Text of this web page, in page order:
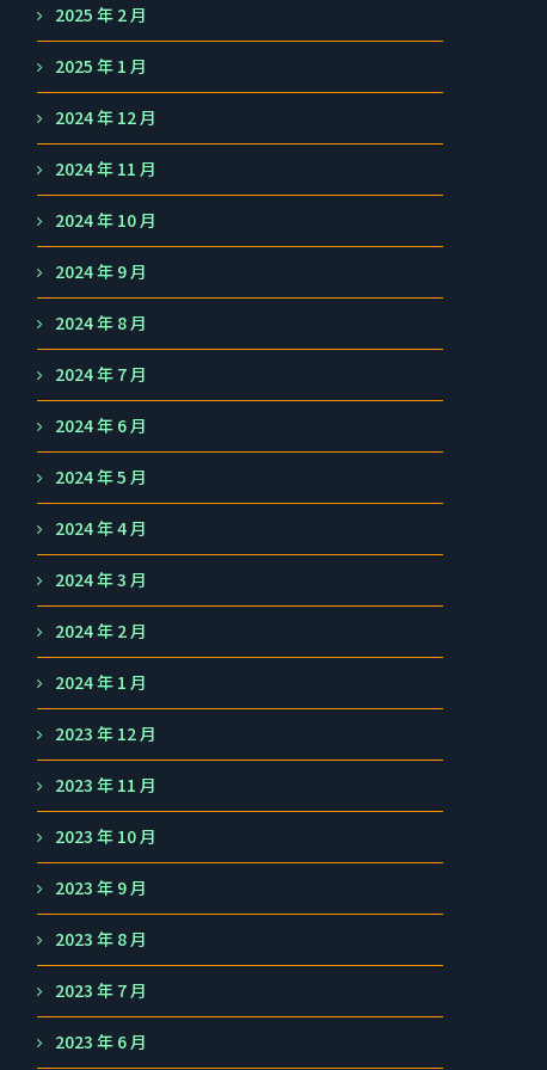
2025 年 2 月
2025 年 1 月
2024 年 12 月
2024 年 11 月
2024 年 10 月
2024 年 9 月
2024 年 8 月
2024 年 7 月
2024 年 6 月
2024 年 5 月
2024 年 4 月
2024 年 3 月
2024 年 2 月
2024 年 1 月
2023 年 12 月
2023 年 11 月
2023 年 10 月
2023 年 9 月
2023 年 8 月
2023 年 7 月
2023 年 6 月